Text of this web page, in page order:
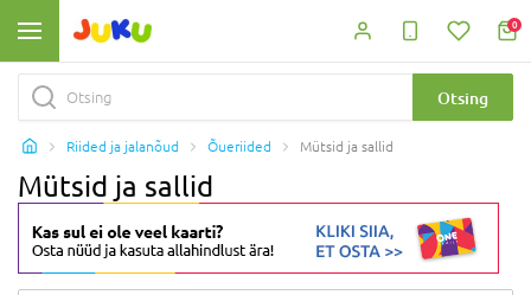
0
Otsing
Riided ja jalanõud Õueriided Mütsid ja sallid
Mütsid ja sallid